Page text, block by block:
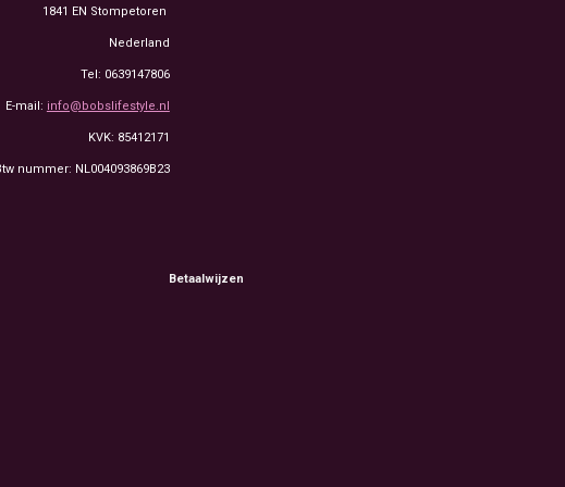
1841 EN Stompetoren
Nederland
Tel: 0639147806
E-mail: info@bobslifestyle.nl
KVK: 85412171
nummer: NL004093869B23
Betaalwijzen